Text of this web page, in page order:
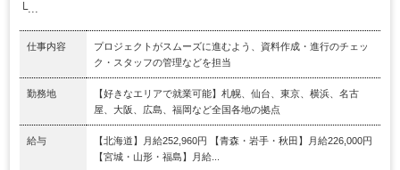
└...
仕事内容
プロジェクトがスムーズに進むよう、資料作成・進行のチェッ
ク・スタッフの管理などを担当
勤務地
【好きなエリアで就業可能】札幌、仙台、東京、横浜、名古
屋、大阪、広島、福岡など全国各地の拠点
給与
【北海道】月給252,960円 【青森・岩手・秋田】月給226,000円
【宮城・山形・福島】月給...